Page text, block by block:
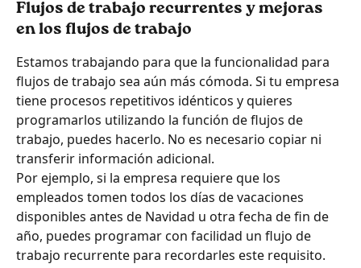
Flujos de trabajo recurrentes y mejoras
en los flujos de trabajo
Estamos trabajando para que la funcionalidad para
flujos de trabajo sea aún más cómoda. Si tu empresa
tiene procesos repetitivos idénticos y quieres
programarlos utilizando la función de flujos de
trabajo, puedes hacerlo. No es necesario copiar ni
transferir información adicional.
Por ejemplo, si la empresa requiere que los
empleados tomen todos los días de vacaciones
disponibles antes de Navidad u otra fecha de fin de
año, puedes programar con facilidad un flujo de
trabajo recurrente para recordarles este requisito.